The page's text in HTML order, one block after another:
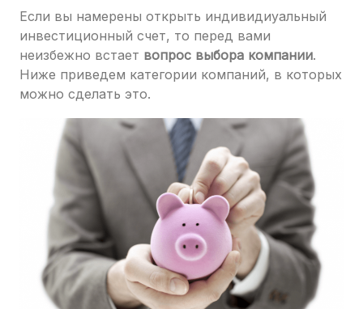
Если вы намерены открыть индивидиуальный
инвестиционный счет, то перед вами
неизбежно встает вопрос выбора компании.
Ниже приведем категории компаний, в которых
можно сделать это.